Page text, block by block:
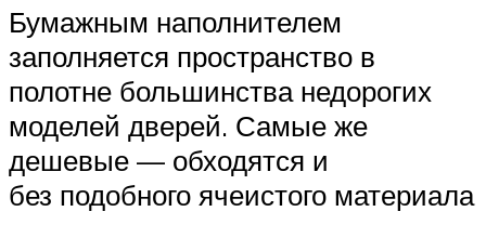
Бумажным наполнителем
заполняется пространство в
полотне большинства недорогих
моделей дверей. Самые же
дешевые — обходятся и
без подобного ячеистого материала